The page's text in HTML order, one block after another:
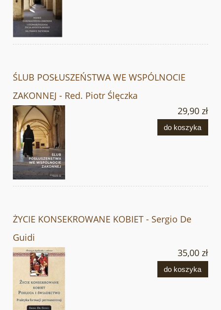
ŚLUB POSŁUSZEŃSTWA WE WSPÓLNOCIE
ZAKONNEJ - Red. Piotr Ślęczka
29,90 zł
do koszyka
ŻYCIE KONSEKROWANE KOBIET - Sergio De
Guidi
35,00 zł
do koszyka